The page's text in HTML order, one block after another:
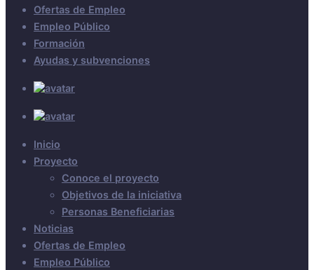
Ofertas de Empleo
Empleo Público
Formación
Ayudas y subvenciones
Inicio
Proyecto
Conoce el proyecto
Objetivos de la iniciativa
Personas Beneficiarias
Noticias
Ofertas de Empleo
Empleo Público